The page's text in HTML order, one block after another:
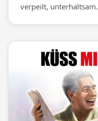
verpeilt, unterhaltsam.